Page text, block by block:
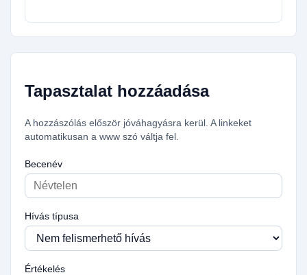
Tapasztalat hozzáadása
A hozzászólás először jóváhagyásra kerül. A linkeket
automatikusan a www szó váltja fel.
Becenév
Hívás típusa
Értékelés